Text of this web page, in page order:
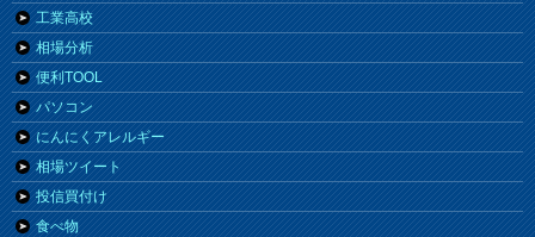
工業高校
相場分析
便利TOOL
パソコン
にんにくアレルギー
相場ツイート
投信買付け
食べ物